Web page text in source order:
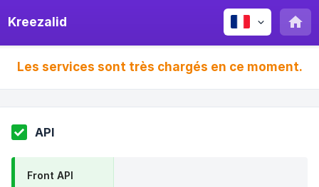
Kreezalid
Les services sont très chargés en ce moment.
API
Front API